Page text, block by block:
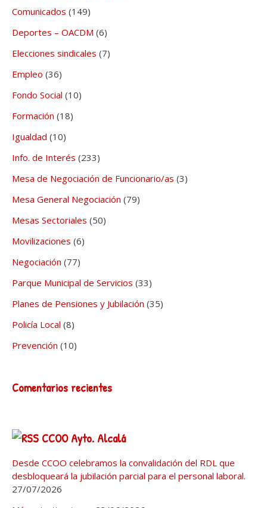
Comunicados (149)
Deportes – OACDM (6)
Elecciones sindicales (7)
Empleo (36)
Fondo Social (10)
Formación (18)
Igualdad (10)
Info. de Interés (233)
Mesa de Negociación de Funcionario/as (3)
Mesa General Negociación (79)
Mesas Sectoriales (50)
Movilizaciones (6)
Negociación (77)
Parque Municipal de Servicios (33)
Planes de Pensiones y Jubilación (35)
Policía Local (8)
Prevención (10)
Comentarios recientes
CCOO Ayto. Alcalá
Desde CCOO celebramos la convalidación del RDL que
desbloqueará la jubilación parcial para el personal laboral.
27/07/2026